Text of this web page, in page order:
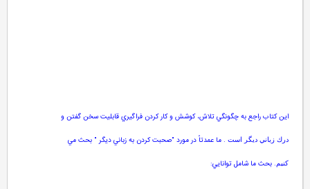
اين كتاب راجع به چگونگي تلاش، كوشش و كار كردن فراگيري قابليت سخن گفتن و
درك زباني ديگر است.ما عمدتاً در مورد"صحبت كردن به زباني ديگر"بحث مي
كنيم.بحث ما شامل توانايي: